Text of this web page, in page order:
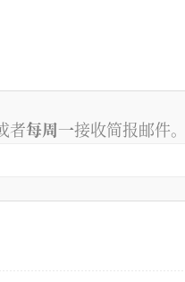
者每周一接收简报邮件。